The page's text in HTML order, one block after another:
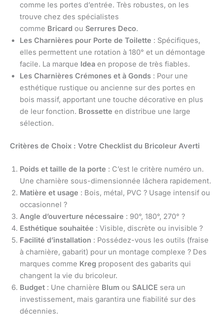
comme les portes d’entrée. Très robustes, on les
trouve chez des spécialistes
comme Bricard ou Serrures Deco.
Les Charnières pour Porte de Toilette : Spécifiques,
elles permettent une rotation à 180° et un démontage
facile. La marque Idea en propose de très fiables.
Les Charnières Crémones et à Gonds : Pour une
esthétique rustique ou ancienne sur des portes en
bois massif, apportant une touche décorative en plus
de leur fonction. Brossette en distribue une large
sélection.
Critères de Choix : Votre Checklist du Bricoleur Averti
Poids et taille de la porte : C’est le critère numéro un.
Une charnière sous-dimensionnée lâchera rapidement.
Matière et usage : Bois, métal, PVC ? Usage intensif ou
occasionnel ?
Angle d’ouverture nécessaire : 90°, 180°, 270° ?
Esthétique souhaitée : Visible, discrète ou invisible ?
Facilité d’installation : Possédez-vous les outils (fraise
à charnière, gabarit) pour un montage complexe ? Des
marques comme Kreg proposent des gabarits qui
changent la vie du bricoleur.
Budget : Une charnière Blum ou SALICE sera un
investissement, mais garantira une fiabilité sur des
décennies.